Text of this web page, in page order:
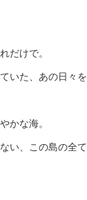
だけで。
いた、あの日々を
かな海。
い、この島の全て